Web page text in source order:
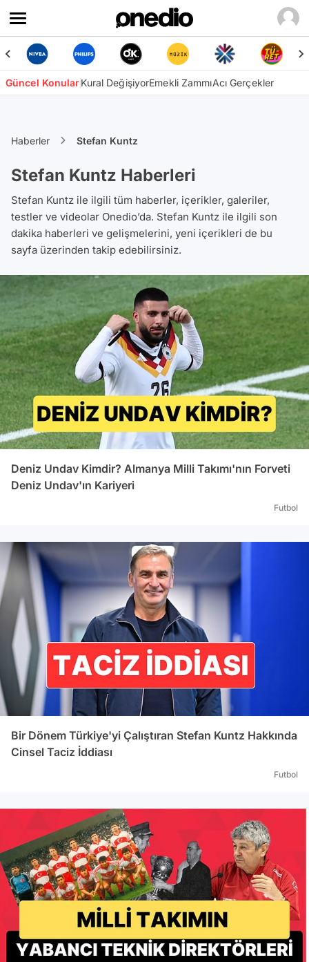
Güncel KonularKural DeğişiyorEmekli ZammıAcı Gerçekler
Haberler Stefan Kuntz
Stefan Kuntz Haberleri
Stefan Kuntz ile ilgili tüm haberler, içerikler, galeriler,
testler ve videolar Onedio’da. Stefan Kuntz ile ilgili son
dakika haberleri ve gelişmelerini, yeni içerikleri de bu
sayfa üzerinden takip edebilirsiniz.
Deniz Undav Kimdir? Almanya Milli Takımı'nın Forveti
Deniz Undav'ın Kariyeri
Futbol
Bir Dönem Türkiye'yi Çalıştıran Stefan Kuntz Hakkında
Cinsel Taciz İddiası
Futbol